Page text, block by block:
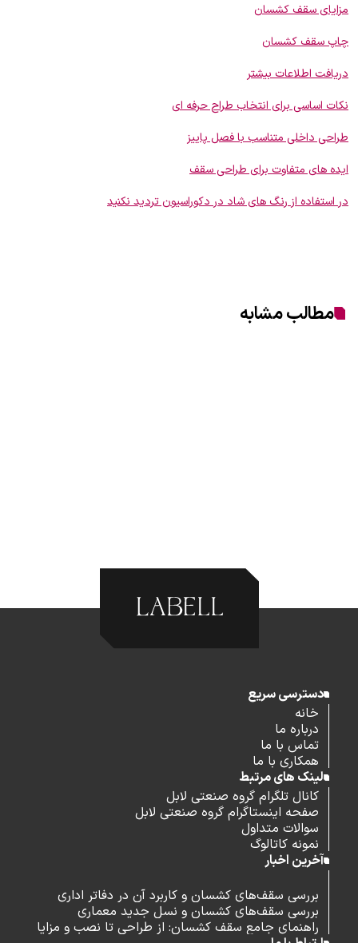
مزایای سقف کشسان
چاپ سقف کشسان
دریافت اطلاعات بیشتر
نکات اساسی برای انتخاب طراح حرفه ای
طراحی داخلی متناسب با فصل پاییز
ایده های متفاوت برای طراحی سقف
در استفاده از رنگ های شاد در دکوراسیون تردید نکنید
مطالب مشابه
دسترسی سریع
خانه
درباره ما
تماس با ما
همکاری با ما
لینک های مرتبط
کانال تلگرام گروه صنعتی لابل
صفحه اینستاگرام گروه صنعتی لابل
سوالات متداول
نمونه کاتالوگ
آخرین اخبار
بررسی سقف‌های کشسان و کاربرد آن در دفاتر اداری
بررسی سقف‌های کشسان و نسل جدید معماری
راهنمای جامع سقف کشسان: از طراحی تا نصب و مزایا